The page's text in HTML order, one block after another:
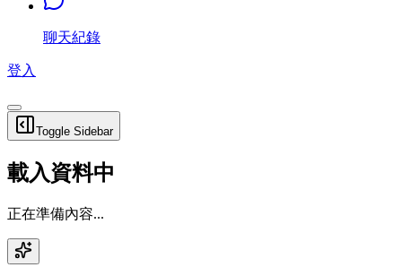
聊天紀錄
登入
Toggle Sidebar
載入資料中
正在準備內容...